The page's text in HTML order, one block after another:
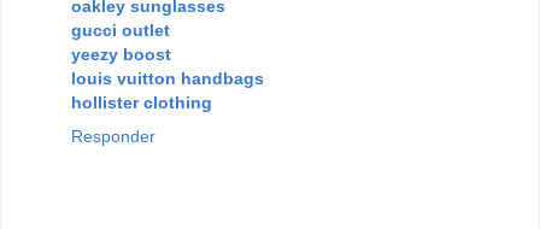
oakley sunglasses
gucci outlet
yeezy boost
louis vuitton handbags
hollister clothing
Responder